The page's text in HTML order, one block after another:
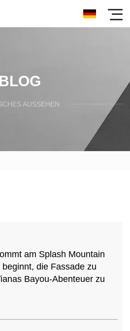
BLOG
AUSSEHEN
am Splash Mountain
die Fassade zu
Bayou-Abenteuer zu